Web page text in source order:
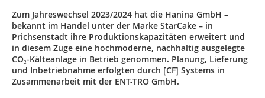
Zum Jahreswechsel 2023/2024 hat die Hanina GmbH –
bekannt im Handel unter der Marke StarCake – in
Prichsenstadt ihre Produktionskapazitäten erweitert und
in diesem Zuge eine hochmoderne, nachhaltig ausgelegte
CO₂-Kälteanlage in Betrieb genommen. Planung, Lieferung
und Inbetriebnahme erfolgten durch [CF] Systems in
Zusammenarbeit mit der ENT-TRO GmbH.